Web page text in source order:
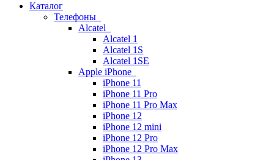
Каталог
Телефоны
Alcatel
Alcatel 1
Alcatel 1S
Alcatel 1SE
Apple iPhone
iPhone 11
iPhone 11 Pro
iPhone 11 Pro Max
iPhone 12
iPhone 12 mini
iPhone 12 Pro
iPhone 12 Pro Max